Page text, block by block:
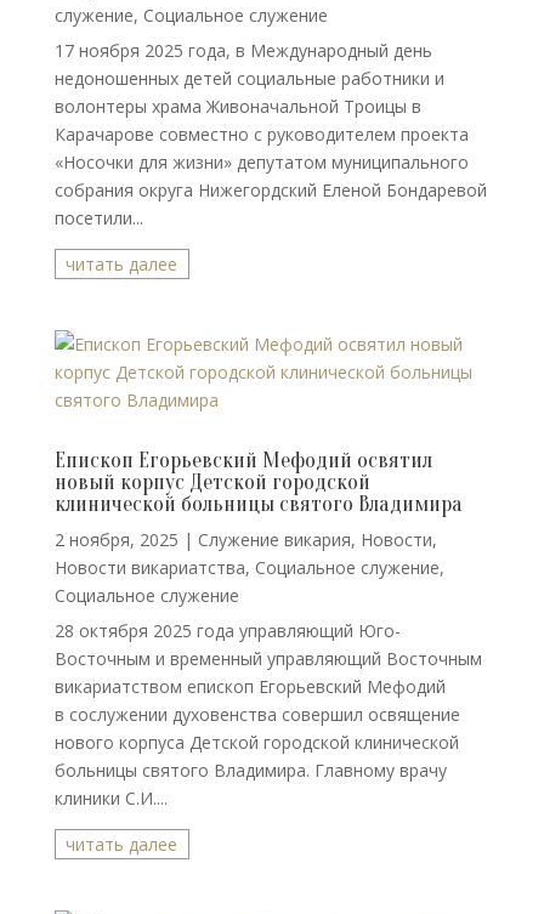
служение, Социальное служение
17 ноября 2025 года, в Международный день
недоношенных детей социальные работники и
волонтеры храма Живоначальной Троицы в
Карачарове совместно с руководителем проекта
«Носочки для жизни» депутатом муниципального
собрания округа Нижегордский Еленой Бондаревой
посетили...
читать далее
Епископ Егорьевский Мефодий освятил
новый корпус Детской городской
клинической больницы святого Владимира
2 ноября, 2025 | Cлужение викария, Новости,
Новости викариатства, Социальное служение,
Социальное служение
28 октября 2025 года управляющий Юго-
Восточным и временный управляющий Восточным
викариатством епископ Егорьевский Мефодий
в сослужении духовенства совершил освящение
нового корпуса Детской городской клинической
больницы святого Владимира. Главному врачу
клиники С.И....
читать далее